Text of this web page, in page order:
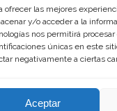
ofrecer las mejores
y/o acceder a la
nos permitirá
únicas en este
negativamente a ciertas
Aceptar
amante de las
en